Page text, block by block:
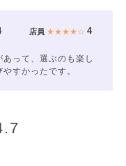
店員 ★★★★☆4
って、選ぶのも楽し
すかったです。